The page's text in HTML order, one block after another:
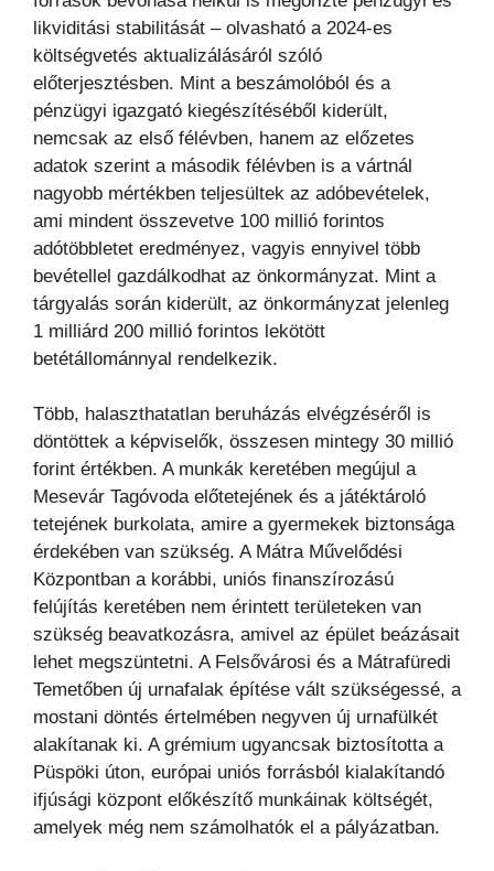
likviditási stabilitását – olvasható a 2024-es
költségvetés aktualizálásáról szóló
előterjesztésben. Mint a beszámolóból és a
pénzügyi igazgató kiegészítéséből kiderült,
nemcsak az első félévben, hanem az előzetes
adatok szerint a második félévben is a vártnál
nagyobb mértékben teljesültek az adóbevételek,
ami mindent összevetve 100 millió forintos
adótöbbletet eredményez, vagyis ennyivel több
bevétellel gazdálkodhat az önkormányzat. Mint a
tárgyalás során kiderült, az önkormányzat jelenleg
1 milliárd 200 millió forintos lekötött
betétállománnyal rendelkezik.
Több, halaszthatatlan beruházás elvégzéséről is
döntöttek a képviselők, összesen mintegy 30 millió
forint értékben. A munkák keretében megújul a
Mesevár Tagóvoda előtetejének és a játéktároló
tetejének burkolata, amire a gyermekek biztonsága
érdekében van szükség. A Mátra Művelődési
Központban a korábbi, uniós finanszírozású
felújítás keretében nem érintett területeken van
szükség beavatkozásra, amivel az épület beázásait
lehet megszüntetni. A Felsővárosi és a Mátrafüredi
Temetőben új urnafalak építése vált szükségessé, a
mostani döntés értelmében negyven új urnafülkét
alakítanak ki. A grémium ugyancsak biztosította a
Püspöki úton, európai uniós forrásból kialakítandó
ifjúsági központ előkészítő munkáinak költségét,
amelyek még nem számolhatók el a pályázatban.